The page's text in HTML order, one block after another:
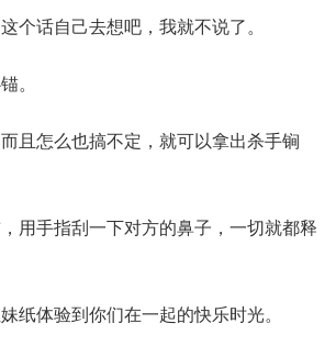
个话自己去想吧，我就不说了。
。
且怎么也搞不定，就可以拿出杀手锏
用手指刮一下对方的鼻子，一切就都释
纸体验到你们在一起的快乐时光。